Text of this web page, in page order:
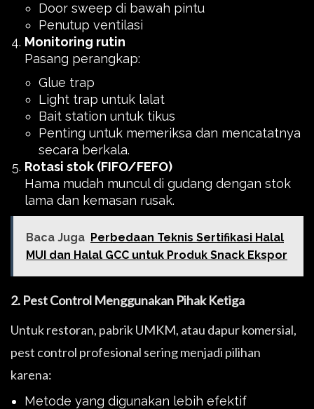
Door sweep di bawah pintu
Penutup ventilasi
Monitoring rutin
Pasang perangkap:
Glue trap
Light trap untuk lalat
Bait station untuk tikus
Penting untuk memeriksa dan mencatatnya
secara berkala.
Rotasi stok (FIFO/FEFO)
Hama mudah muncul di gudang dengan stok
lama dan kemasan rusak.
Baca Juga Perbedaan Teknis Sertifikasi Halal
MUI dan Halal GCC untuk Produk Snack Ekspor
2. Pest Control Menggunakan Pihak Ketiga
Untuk restoran, pabrik UMKM, atau dapur komersial,
pest control profesional sering menjadi pilihan
karena:
Metode yang digunakan lebih efektif